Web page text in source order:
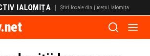
IALOMIȚA | Știri locale din județul Ialomița